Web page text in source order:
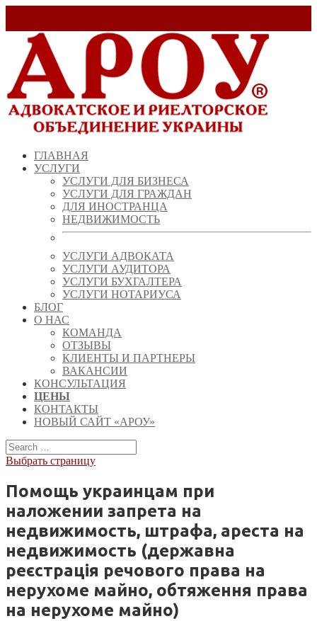
ГЛАВНАЯ
УСЛУГИ
УСЛУГИ ДЛЯ БИЗНЕСА
УСЛУГИ ДЛЯ ГРАЖДАН
ДЛЯ ИНОСТРАНЦА
НЕДВИЖИМОСТЬ
УСЛУГИ АДВОКАТА
УСЛУГИ АУДИТОРА
УСЛУГИ БУХГАЛТЕРА
УСЛУГИ НОТАРИУСА
БЛОГ
О НАС
КОМАНДА
ОТЗЫВЫ
КЛИЕНТЫ И ПАРТНЕРЫ
ВАКАНСИИ
КОНСУЛЬТАЦИЯ
ЦЕНЫ
КОНТАКТЫ
НОВЫЙ САЙТ «АРОУ»
Выбрать страницу
Помощь украинцам при
наложении запрета на
недвижимость, штрафа, ареста на
недвижимость (державна
реєстрація речового права на
нерухоме майно, обтяження права
на нерухоме майно)